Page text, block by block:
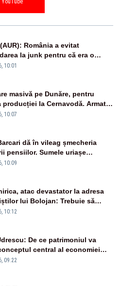
România a evitat
la junk pentru că era o
pentru bănci și fondurile de
10:01
masivă pe Dunăre, pentru
producției la Cernavodă. Armata
o stâncă și va devia apa
10:07
dă în vileag șmecheria
pensiilor. Sumele uriașe
fiecare român
10:09
atac devastator la adresa
lui Bolojan: Trebuie să
și natura, dar nu șținem omaneii
10:12
De ce patrimoniul va
central al economiei
09:22